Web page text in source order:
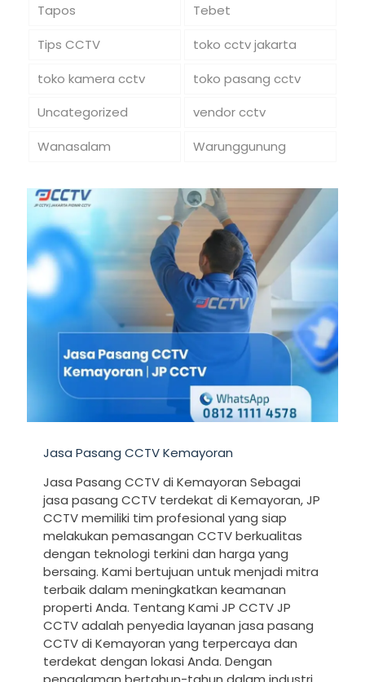
Tapos
Tebet
Tips CCTV
toko cctv jakarta
toko kamera cctv
toko pasang cctv
Uncategorized
vendor cctv
Wanasalam
Warunggunung
Jasa Pasang CCTV Kemayoran
Jasa Pasang CCTV di Kemayoran Sebagai
jasa pasang CCTV terdekat di Kemayoran, JP
CCTV memiliki tim profesional yang siap
melakukan pemasangan CCTV berkualitas
dengan teknologi terkini dan harga yang
bersaing. Kami bertujuan untuk menjadi mitra
terbaik dalam meningkatkan keamanan
properti Anda. Tentang Kami JP CCTV JP
CCTV adalah penyedia layanan jasa pasang
CCTV di Kemayoran yang terpercaya dan
terdekat dengan lokasi Anda. Dengan